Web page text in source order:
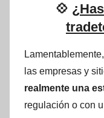
💠
las empresas y
realmente una
regulación o con